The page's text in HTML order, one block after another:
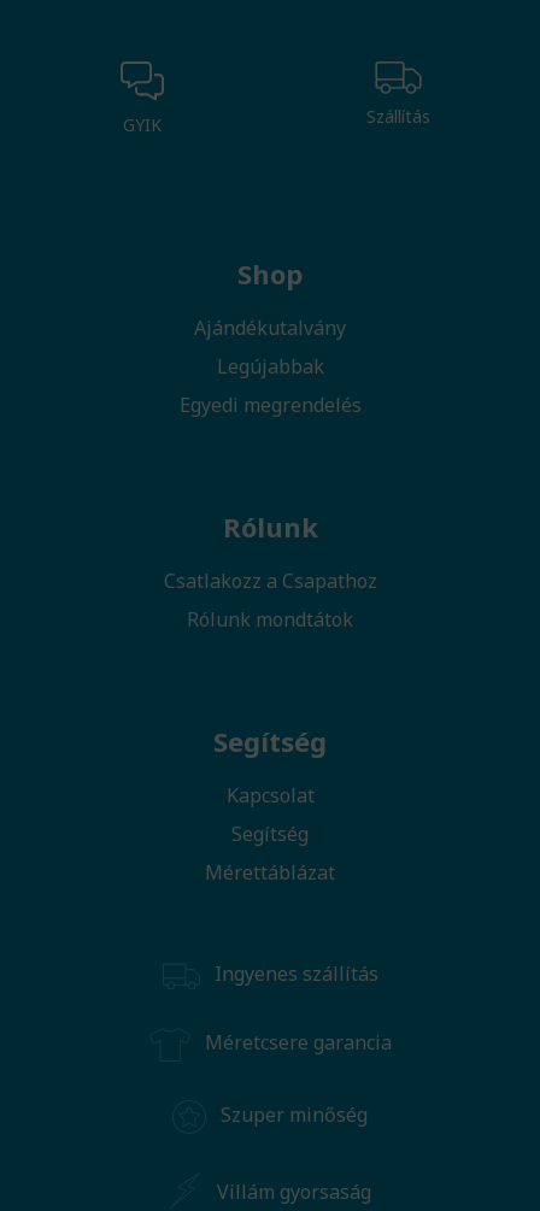
GYIK Szállítás
Shop
Ajándékutalvány
Legújabbak
Egyedi megrendelés
Rólunk
Csatlakozz a Csapathoz
Rólunk mondtátok
Segítség
Kapcsolat
Segítség
Mérettáblázat
Ingyenes szállítás
Méretcsere garancia
Szuper minőség
Villám gyorsaság